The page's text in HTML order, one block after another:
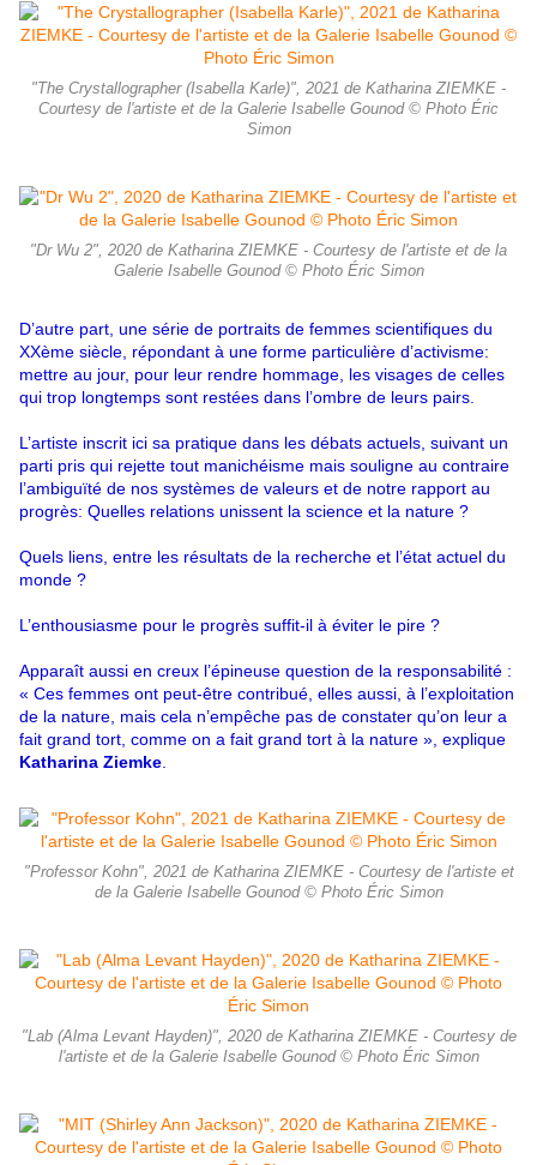
"The Crystallographer (Isabella Karle)", 2021 de Katharina ZIEMKE -
Courtesy de l'artiste et de la Galerie Isabelle Gounod © Photo Éric
Simon
"Dr Wu 2", 2020 de Katharina ZIEMKE - Courtesy de l'artiste et de la
Galerie Isabelle Gounod © Photo Éric Simon
D’autre part, une série de portraits de femmes scientifiques du
XXème siècle, répondant à une forme particulière d’activisme:
mettre au jour, pour leur rendre hommage, les visages de celles
qui trop longtemps sont restées dans l’ombre de leurs pairs.
L’artiste inscrit ici sa pratique dans les débats actuels, suivant un
parti pris qui rejette tout manichéisme mais souligne au contraire
l’ambiguïté de nos systèmes de valeurs et de notre rapport au
progrès: Quelles relations unissent la science et la nature ?
Quels liens, entre les résultats de la recherche et l’état actuel du
monde ?
L’enthousiasme pour le progrès suffit-il à éviter le pire ?
Apparaît aussi en creux l’épineuse question de la responsabilité :
« Ces femmes ont peut-être contribué, elles aussi, à l’exploitation
de la nature, mais cela n’empêche pas de constater qu’on leur a
fait grand tort, comme on a fait grand tort à la nature », explique
Katharina Ziemke
"Professor Kohn", 2021 de Katharina ZIEMKE - Courtesy de l'artiste et
de la Galerie Isabelle Gounod © Photo Éric Simon
"Lab (Alma Levant Hayden)", 2020 de Katharina ZIEMKE - Courtesy de
l'artiste et de la Galerie Isabelle Gounod © Photo Éric Simon